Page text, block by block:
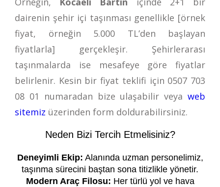
dairenin şehir içi taşınması genellikle [örnek
fiyat, örneğin 5.000 TL’den başlayan
fiyatlarla] gerçekleşir. Şehirlerarası
taşınmalarda ise mesafeye göre fiyatlar
belirlenir. Kesin bir fiyat teklifi için 0507 703
08 01
numaradan bize ulaşabilir veyaweb
sitemiz üzerinden form doldurabilirsiniz.
Neden Bizi Tercih Etmelisiniz?
Deneyimli Ekip: Alanında uzman personelimiz,
taşınma sürecini baştan sona titizlikle yönetir.
Modern Araç Filosu: Her türlü yol ve hava